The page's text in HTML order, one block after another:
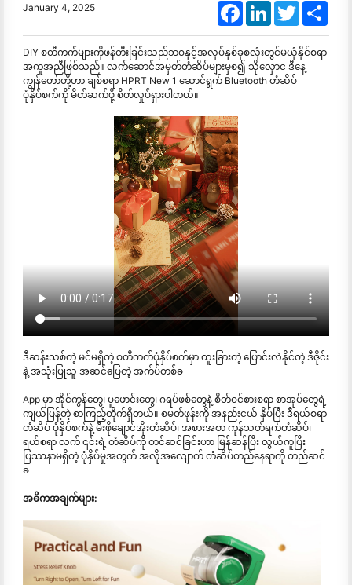
January 4, 2025 FacebookLinkedInTwitter
DIY စတီကက်များကိုဖန်တီးခြင်းသည်ဘဝနှင့်အလုပ်နှစ်ခုစလုံးတွင်မယုံနိုင်စရာ
အကူအညီဖြစ်သည်။ လက်ဆောင်အမှတ်တံဆိပ်များမှစ၍ သိုလှောင ဒီနေ့
ကျွန်တော်တို့ဟာ ချစ်စရာ HPRT New 1 ဆောင်ရွက် Bluetooth တံဆိပ်
ပုံနှိပ်စက်ကို မိတ်ဆက်ဖို့ စိတ်လှုပ်ရှားပါတယ်။
ဒီဆန်းသစ်တဲ့ မင်မရှိတဲ့ စတီကက်ပုံနှိပ်စက်မှာ ထူးခြားတဲ့ ပြောင်းလဲနိုင်တဲ့ ဒီဇိုင်း
နဲ့ အသုံးပြုသူ အဆင်ပြေတဲ့ အက်ပ်တစ်ခ
App မှာ အိုင်ကွန်တွေ၊ ပူဖောင်းတွေ၊ ဂရပ်ဖစ်တွေနဲ့ စိတ်ဝင်စားစရာ စာအုပ်တွေရဲ့
ကျယ်ပြန့်တဲ့ စာကြည့်တိုက်ရှိတယ်။ စမတ်ဖုန်းကို အနည်းငယ် နှိပ်ပြီး ဒီရယ်စရာ
တံဆိပ် ပုံနှိပ်စက်နဲ့ မီးဖိုချောင်အိုးတံဆိပ်၊ အစားအစာ ကုန်သတ်ရက်တံဆိပ်၊
ရယ်စရာ လက် ၎င်းရဲ့ တံဆိပ်ကို တင်ဆင်ခြင်းဟာ မြန်ဆန်ပြီး လွယ်ကူပြီး
ပြဿနာမရှိတဲ့ ပုံနှိပ်မှုအတွက် အလိုအလျောက် တံဆိပ်တည်နေရာကို တည်ဆင်
ခ
အဓိကအချက်များ: